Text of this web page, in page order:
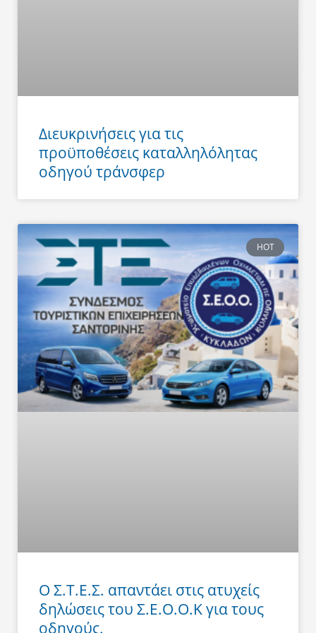
Διευκρινήσεις για τις
προϋποθέσεις καταλληλόλητας
οδηγού τράνσφερ
HOT
Ο Σ.Τ.Ε.Σ. απαντάει στις ατυχείς
δηλώσεις του Σ.Ε.Ο.Ο.Κ για τους
οδηγούς.